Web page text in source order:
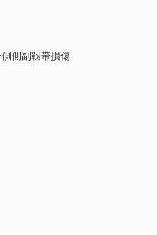
側副靱帯損傷